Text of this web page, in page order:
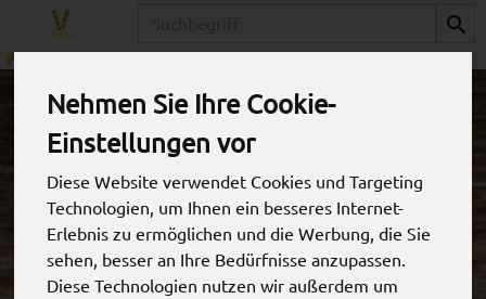
Nehmen Sie Ihre Cookie-
Einstellungen vor
Diese Website verwendet Cookies und Targeting
Technologien, um Ihnen ein besseres Internet-
Erlebnis zu ermöglichen und die Werbung, die Sie
sehen, besser an Ihre Bedürfnisse anzupassen.
Diese Technologien nutzen wir außerdem um